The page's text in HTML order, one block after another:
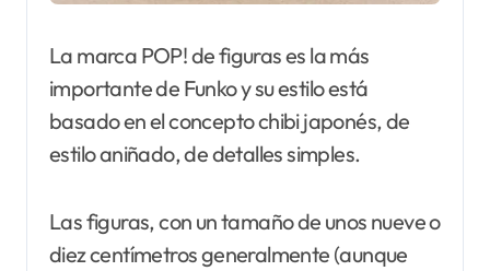
La marca POP! de figuras es la más
importante de Funko y su estilo está
basado en el concepto chibi japonés, de
estilo aniñado, de detalles simples.
Las figuras, con un tamaño de unos nueve o
diez centímetros generalmente (aunque